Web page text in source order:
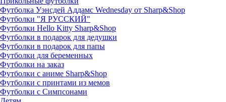
Футболка Уэнсдей Аддамс Wednesday от Sharp&Shop
Футболки "Я РУССКИЙ"
Футболки Hello Kitty Sharp&Shop
Футболки в подарок для дедушки
Футболки в подарок для папы
Футболки для беременных
Футболки на заказ
Футболки с аниме Sharp&Shop
Футболки с принтами из мемов
Футболки с Симпсонами